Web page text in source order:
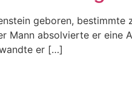
geboren,
Mann absolvierte er
er […]